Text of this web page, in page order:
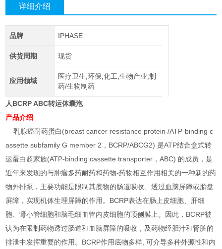
详细介绍
品牌 IPHASE
供货周期 现货
应用领域
医疗卫生,环保,化工,生物产业,制
药/生物制药
人BCRP ABC转运体囊泡
产品介绍
乳腺癌耐药蛋白(breast cancer resistance protein /ATP-binding c
assette subfamily G member 2，BCRP/ABCG2) 是ATP结合盒式转
运蛋白超家族(ATP-binding cassette transporter，ABC) 的成员，是
近年来发现的与肿瘤多药耐药和药物-药物相互作用相关的一种新的药
物外排泵，主要功能是限制其底物的肠道吸收、透过血脑屏障或胎盘
屏障，实现机体生理屏障的作用。BCRP表达在肠上皮细胞、肝细
胞、肾小管细胞和脑毛细血管内皮细胞的顶侧膜上。因此，BCRP被
认为在限制药物透过肠道和血脑屏障的吸收，及药物经胆汁和肾脏的
排泄中发挥重要的作用。BCRP作用底物多样, 可介导多种外源性和内